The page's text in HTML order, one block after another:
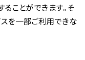
ことができます。そ
を一部ご利用できな